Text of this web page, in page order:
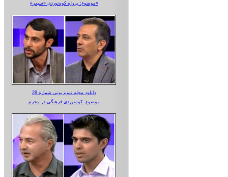
موضوع: پروژه کوه‌نوردی «سیمرغ»
دانلود مجله تلویزیونی شماره 28
موضوع: کوه‌نوردی فرهنگی در محرم